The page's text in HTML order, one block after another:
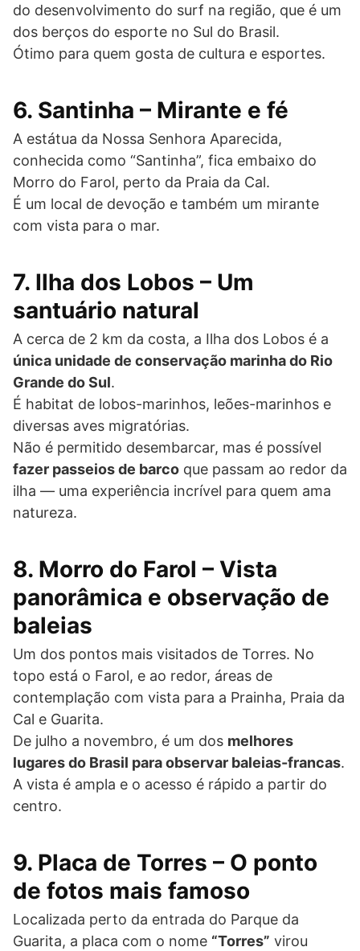
do desenvolvimento do surf na região, que é um
dos berços do esporte no Sul do Brasil.
Ótimo para quem gosta de cultura e esportes.
6. Santinha – Mirante e fé
A estátua da Nossa Senhora Aparecida,
conhecida como “Santinha”, fica embaixo do
Morro do Farol, perto da Praia da Cal.
É um local de devoção e também um mirante
com vista para o mar.
7. Ilha dos Lobos – Um
santuário natural
A cerca de 2 km da costa, a Ilha dos Lobos é a
única unidade de conservação marinha do Rio
Grande do Sul.
É habitat de lobos-marinhos, leões-marinhos e
diversas aves migratórias.
Não é permitido desembarcar, mas é possível
fazer passeios de barco que passam ao redor da
ilha — uma experiência incrível para quem ama
natureza.
8. Morro do Farol – Vista
panorâmica e observação de
baleias
Um dos pontos mais visitados de Torres. No
topo está o Farol, e ao redor, áreas de
contemplação com vista para a Prainha, Praia da
Cal e Guarita.
De julho a novembro, é um dos melhores
lugares do Brasil para observar baleias-francas.
A vista é ampla e o acesso é rápido a partir do
centro.
9. Placa de Torres – O ponto
de fotos mais famoso
Localizada perto da entrada do Parque da
Guarita, a placa com o nome “Torres” virou